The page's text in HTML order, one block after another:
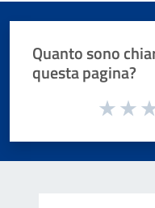
Quanto sono
questa pagina?
Valuta da 1 a 5 stelle la